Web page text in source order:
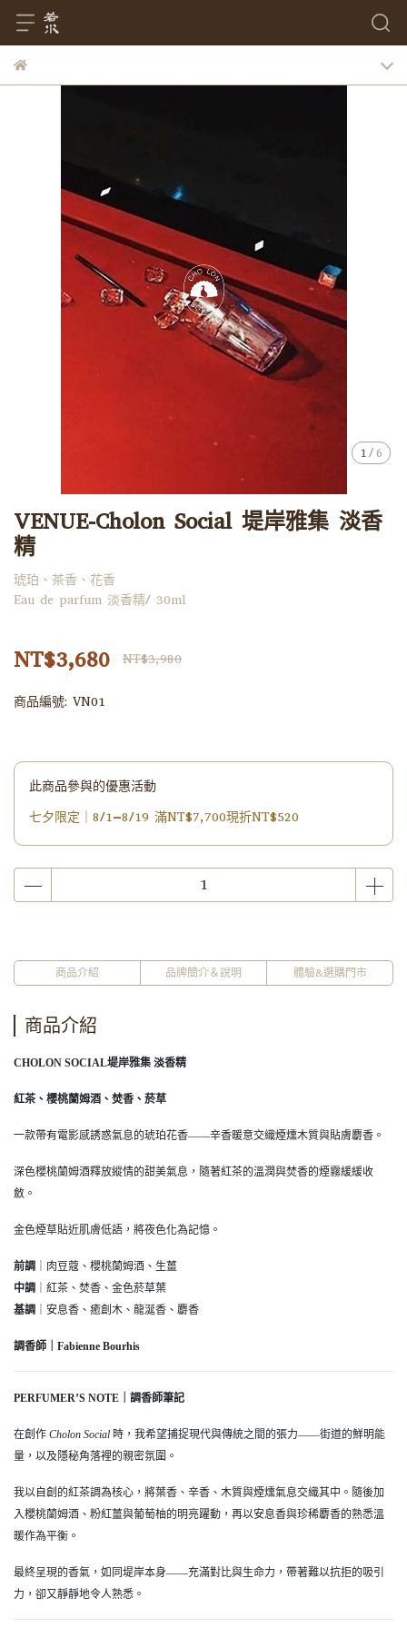
1/ 6
VENUE-Cholon Social 堤岸雅集 淡香
精
琥珀、茶香、花香
Eau de parfum 淡香精/ 30ml
NT$3,680 NT$3,980
商品編號: VN01
此商品參與的優惠活動
七夕限定｜8/1–8/19 滿NT$7,700現折NT$520
商品介紹 品牌簡介＆說明 體驗&選購門市
商品介紹
CHOLON SOCIAL堤岸雅集 淡香精
紅茶、櫻桃蘭姆酒、焚香、菸草
一款帶有電影感誘惑氣息的琥珀花香——辛香暖意交織煙燻木質與貼膚麝香。
深色櫻桃蘭姆酒釋放縱情的甜美氣息，隨著紅茶的溫潤與焚香的煙霧緩緩收
斂。
金色煙草貼近肌膚低語，將夜色化為記憶。
前調 ｜肉豆蔻、櫻桃蘭姆酒、生薑
中調 ｜紅茶、焚香、金色菸草葉
基調 ｜安息香、癒創木、龍涎香、麝香
調香師｜Fabienne Bourhis
PERFUMER’S NOTE｜調香師筆記
在創作 Cholon Social 時，我希望捕捉現代與傳統之間的張力——街道的鮮明能
量，以及隱秘角落裡的親密氛圍。
我以自創的紅茶調為核心，將葉香、辛香、木質與煙燻氣息交織其中。隨後加
入櫻桃蘭姆酒、粉紅薑與葡萄柚的明亮躍動，再以安息香與珍稀麝香的熟悉溫
暖作為平衡。
最終呈現的香氣，如同堤岸本身——充滿對比與生命力，帶著難以抗拒的吸引
力，卻又靜靜地令人熟悉。